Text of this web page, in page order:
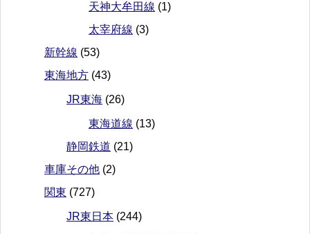
天神大牟田線 (1)
太宰府線 (3)
新幹線 (53)
東海地方 (43)
JR東海 (26)
東海道線 (13)
静岡鉄道 (21)
車庫その他 (2)
関東 (727)
JR東日本 (244)